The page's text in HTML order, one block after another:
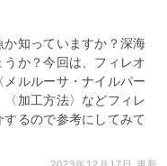
知っていますか？深海
か？今回は、フィレオ
ルルーサ・ナイルパー
加工方法〉などフィレ
るので参考にしてみて
2023年12月17日 更新